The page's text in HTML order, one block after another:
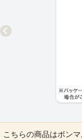
こちらの商品はボン